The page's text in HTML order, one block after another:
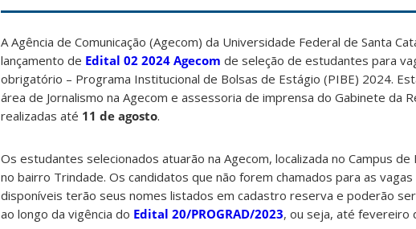
A Agência de Comunicação (Agecom) da Universidade Federal de Santa
lançamento de Edital 02 2024 Agecom de seleção de estudantes para
obrigatório – Programa Institucional de Bolsas de Estágio (PIBE) 2024.
área de Jornalismo na Agecom e assessoria de imprensa do Gabinete da
realizadas até 11 de agosto.
Os estudantes selecionados atuarão na Agecom, localizada no Campus de
no bairro Trindade. Os candidatos que não forem chamados para as
disponíveis terão seus nomes listados em cadastro reserva e poderão
ao longo da vigência do Edital 20/PROGRAD/2023, ou seja, até fevereiro